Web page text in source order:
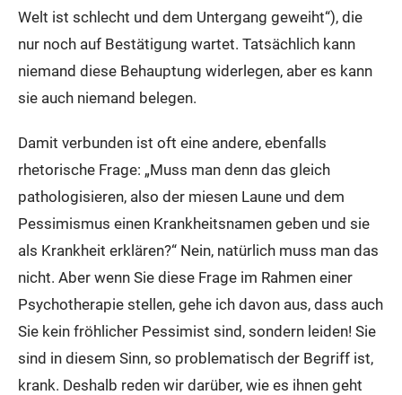
Welt ist schlecht und dem Untergang geweiht“), die
nur noch auf Bestätigung wartet. Tatsächlich kann
niemand diese Behauptung widerlegen, aber es kann
sie auch niemand belegen.
Damit verbunden ist oft eine andere, ebenfalls
rhetorische Frage: „Muss man denn das gleich
pathologisieren, also der miesen Laune und dem
Pessimismus einen Krankheitsnamen geben und sie
als Krankheit erklären?“ Nein, natürlich muss man das
nicht. Aber wenn Sie diese Frage im Rahmen einer
Psychotherapie stellen, gehe ich davon aus, dass auch
Sie kein fröhlicher Pessimist sind, sondern leiden! Sie
sind in diesem Sinn, so problematisch der Begriff ist,
krank. Deshalb reden wir darüber, wie es ihnen geht